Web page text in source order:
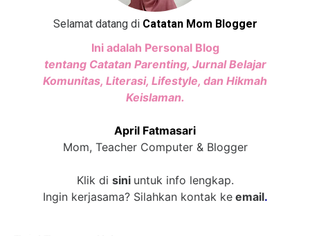
Selamat datang di Catatan Mom Blogger
Ini adalah Personal Blog
tentang Catatan Parenting, Jurnal Belajar
Komunitas, Literasi, Lifestyle, dan Hikmah
Keislaman.
April Fatmasari
Mom, Teacher Computer & Blogger
Klik di sini untuk info lengkap.
Ingin kerjasama? Silahkan kontak keemail.